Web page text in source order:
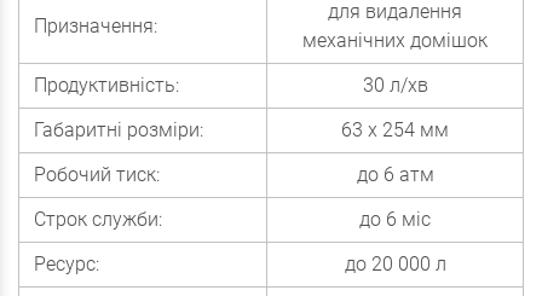
Призначення:
для видалення
механічних домішок
Продуктивність:
30 л/хв
Габаритні розміри:
63 х 254 мм
Робочий тиск:
до 6 атм
Строк служби:
до 6 міс
Ресурс:
до 20 000 л